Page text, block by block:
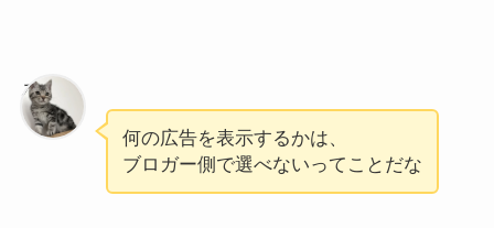
ろく
何の広告を表示するかは、
ブロガー側で選べないってことだな